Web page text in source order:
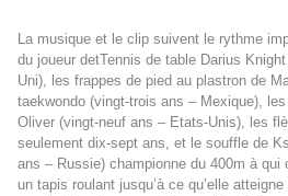
La musique et le clip suivent le rythme
du joueur detTennis de table Darius
Uni), les frappes de pied au plastron de
taekwondo (vingt-trois ans – Mexique),
Oliver (vingt-neuf ans – Etats-Unis), les
seulement dix-sept ans, et le souffle de
ans – Russie) championne du 400m à qui
un tapis roulant jusqu’à ce qu’elle